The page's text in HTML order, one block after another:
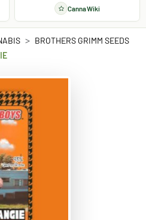
Canna Wiki
BROTHERS GRIMM SEEDS